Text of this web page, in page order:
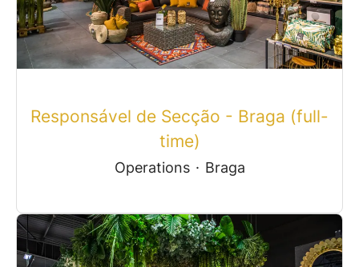
Responsável de Secção - Braga (full-
time)
Operations · Braga